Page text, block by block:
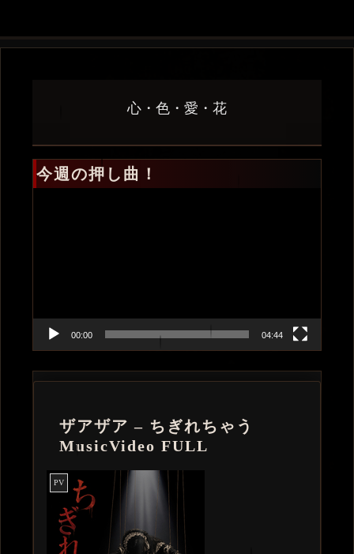
心・色・愛・花
今週の押し曲！
00:00 04:44
ザアザア – ちぎれちゃう
MusicVideo FULL
PV